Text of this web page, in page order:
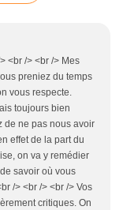
<br /> <br /> Mes
preniez du temps
vous respecte.
toujours bien
de ne pas nous avoir
effet de la part du
on va y remédier
savoir où vous
/> <br /> <br /> Vos
critiques. On